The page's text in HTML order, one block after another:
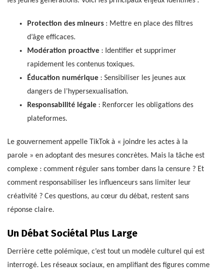
Protection des mineurs: Mettre en place des filtres
d’âge efficaces.
Modération proactive: Identifier et supprimer
rapidement les contenus toxiques.
Éducation numérique: Sensibiliser les jeunes aux
dangers de l’hypersexualisation.
Responsabilité légale: Renforcer les obligations des
plateformes.
Le gouvernement appelle TikTok à « joindre les actes à la
parole » en adoptant des mesures concrètes. Mais la tâche est
complexe : comment réguler sans tomber dans la censure ? Et
comment responsabiliser les influenceurs sans limiter leur
créativité ? Ces questions, au cœur du débat, restent sans
réponse claire.
Un Débat Sociétal Plus Large
Derrière cette polémique, c’est tout un modèle culturel qui est
interrogé. Les réseaux sociaux, en amplifiant des figures comme